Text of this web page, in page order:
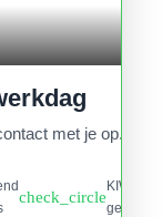
met je op.
check_circle
KIWA